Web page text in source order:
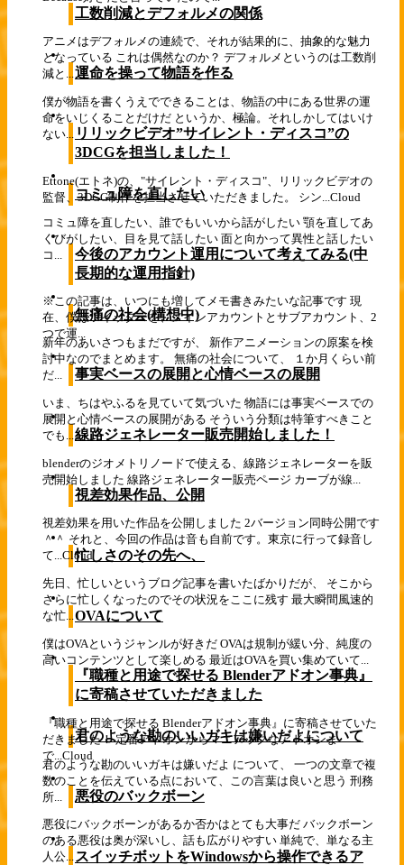
工数削減とデフォルメの関係
アニメはデフォルメの連続で、それが結果的に、抽象的な魅力
となっている これは偶然なのか？ デフォルメというのは工数削
減と...運命を操って物語を作る
僕が物語を書くうえでできることは、物語の中にある世界の運
命をいじくることだけだ というか、極論。それしかしてはいけ
ない...
リリックビデオ”サイレント・ディスコ”の
3DCGを担当しました！
Ettone(エトネ)の、"サイレント・ディスコ"、リリックビデオの
監督、3DCG制作を担当させていただきました。 シン... Cloud
コミュ障を直したい
コミュ障を直したい、誰でもいいから話がしたい 顎を直してあ
くびがしたい、目を見て話したい 面と向かって異性と話したい
コ...
今後のアカウント運用について考えてみる(中
長期的な運用指針)
※この記事は、いつにも増してメモ書きみたいな記事です 現
在、僕はツイッターを、メインアカウントとサブアカウント、2
つで運...
無痛の社会(構想中)
新年のあいさつもまだですが、 新作アニメーションの原案を検
討中なのでまとめます。 無痛の社会について、 １か月くらい前
だ...
事実ベースの展開と心情ベースの展開
いま、ちはやふるを見ていて気づいた 物語には事実ベースでの
展開と心情ベースの展開がある そういう分類は特筆すべきこと
でも... 線路ジェネレーター販売開始しました！
blenderのジオメトリノードで使える、線路ジェネレーターを販
売開始しました 線路ジェネレーター販売ページ カーブが線...
視差効果作品、公開
視差効果を用いた作品を公開しました 2バージョン同時公開です
＾＾ それと、今回の作品は音も自前です。東京に行って録音し
て...Cloud
忙しさのその先へ、
先日、忙しいというブログ記事を書いたばかりだが、 そこから
さらに忙しくなったのでその状況をここに残す 最大瞬間風速的
な忙...OVAについて
僕はOVAというジャンルが好きだ OVAは規制が緩い分、純度の
高いコンテンツとして楽しめる 最近はOVAを買い集めていて...
『職種と用途で探せる Blenderアドオン事典』
に寄稿させていただきました
『職種と用途で探せる Blenderアドオン事典』に寄稿させていた
だきました！ 定番アドオンからマニアックなアドオンま
で... Cloud
君のような勘のいいガキは嫌いだよについて
君のような勘のいいガキは嫌いだよ について、 一つの文章で複
数のことを伝えている点において、この言葉は良いと思う 刑務
所...
悪役のバックボーン
悪役にバックボーンがあるか否かはとても大事だ バックボーン
のある悪役は奥が深いし、話も広がりやすい 単純で、単なる主
人公... スイッチボットをWindowsから操作できるア